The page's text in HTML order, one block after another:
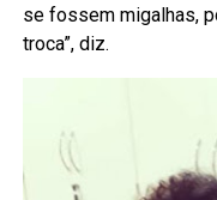
se fossem migalhas,
troca”, diz.